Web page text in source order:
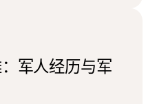
军人经历与军